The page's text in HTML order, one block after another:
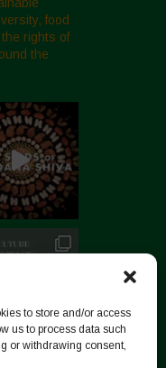
to store and/or access
us to process data such
or withdrawing consent,
food
rights of
the